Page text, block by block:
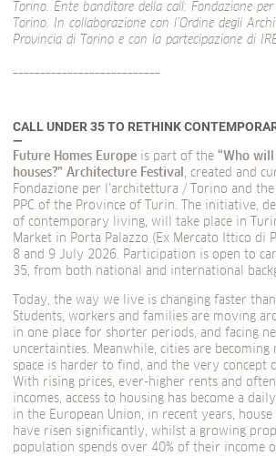
Torino. Ente banditore della call: Fondazione
Torino. In collaborazione con l’Ordine degli
Provincia di Torino e con la partecipazione di
CALL UNDER 35 TO RETHINK
Future Homes Europe is part of the “Who
houses?” Architecture Festival , created and
Fondazione per l’architettura / Torino and
PPC of the Province of Turin. The initiative,
of contemporary living, will take place in
Market in Porta Palazzo (Ex Mercato Ittico di
8 and 9 July 2026. Participation is open to
35, from both national and international
Today, the way we live is changing faster
Students, workers and families are moving
in one place for shorter periods, and facing
uncertainties. Meanwhile, cities are becoming
space is harder to find, and the very concept
With rising prices, ever-higher rents and
incomes, access to housing has become a
in the European Union, in recent years,
have risen significantly, whilst a growing
population spends over 40% of their income